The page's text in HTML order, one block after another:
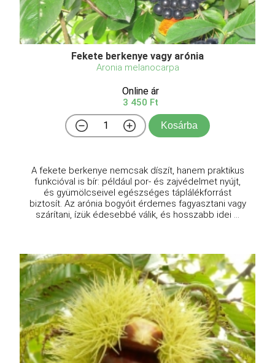
Fekete berkenye vagy arónia
Aronia melanocarpa
Online ár
3 450 Ft
Kosárba
A fekete berkenye nemcsak díszít, hanem praktikus
funkcióval is bír: például por- és zajvédelmet nyújt,
és gyümölcseivel egészséges táplálékforrást
biztosít. Az arónia bogyóit érdemes fagyasztani vagy
szárítani, ízük édesebbé válik, és hosszabb idei ...